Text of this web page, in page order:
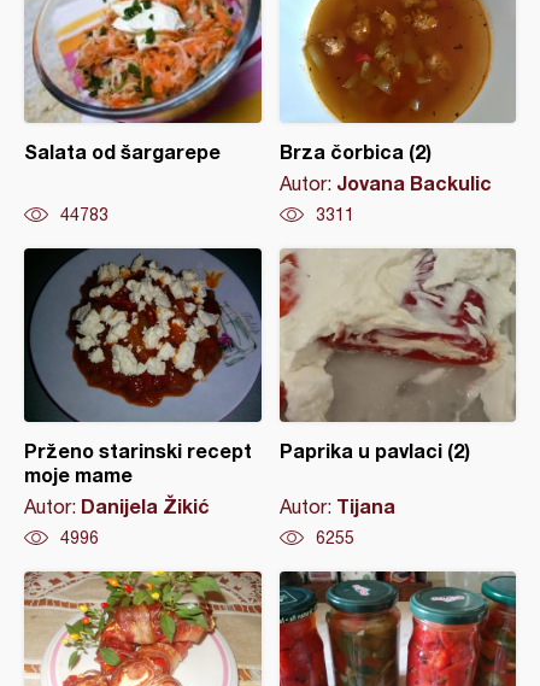
Salata od šargarepe
44783
Brza čorbica (2)
Autor: Jovana Backulic
3311
Prženo starinski recept
moje mame
Autor: Danijela Žikić
4996
Paprika u pavlaci (2)
Autor: Tijana
6255